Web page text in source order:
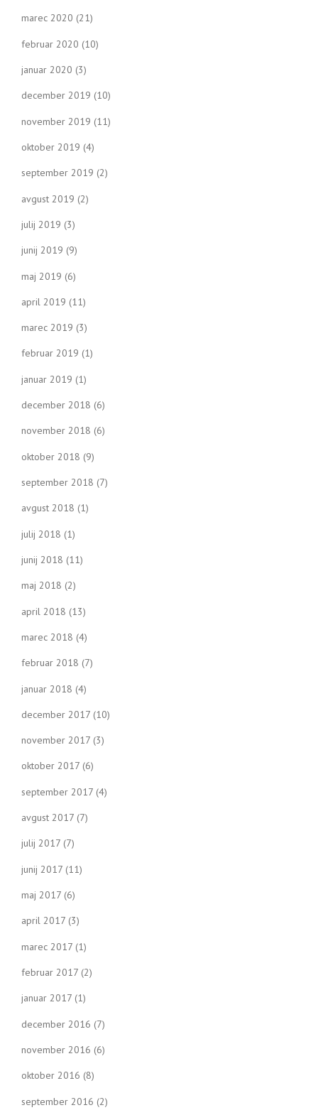
marec 2020 (21)
februar 2020 (10)
januar 2020 (3)
december 2019 (10)
november 2019 (11)
oktober 2019 (4)
september 2019 (2)
avgust 2019 (2)
julij 2019 (3)
junij 2019 (9)
maj 2019 (6)
april 2019 (11)
marec 2019 (3)
februar 2019 (1)
januar 2019 (1)
december 2018 (6)
november 2018 (6)
oktober 2018 (9)
september 2018 (7)
avgust 2018 (1)
julij 2018 (1)
junij 2018 (11)
maj 2018 (2)
april 2018 (13)
marec 2018 (4)
februar 2018 (7)
januar 2018 (4)
december 2017 (10)
november 2017 (3)
oktober 2017 (6)
september 2017 (4)
avgust 2017 (7)
julij 2017 (7)
junij 2017 (11)
maj 2017 (6)
april 2017 (3)
marec 2017 (1)
februar 2017 (2)
januar 2017 (1)
december 2016 (7)
november 2016 (6)
oktober 2016 (8)
september 2016 (2)